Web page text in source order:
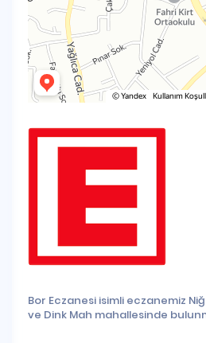
Bor Eczanesi isimli eczanemiz
ve Dink Mah mahallesinde